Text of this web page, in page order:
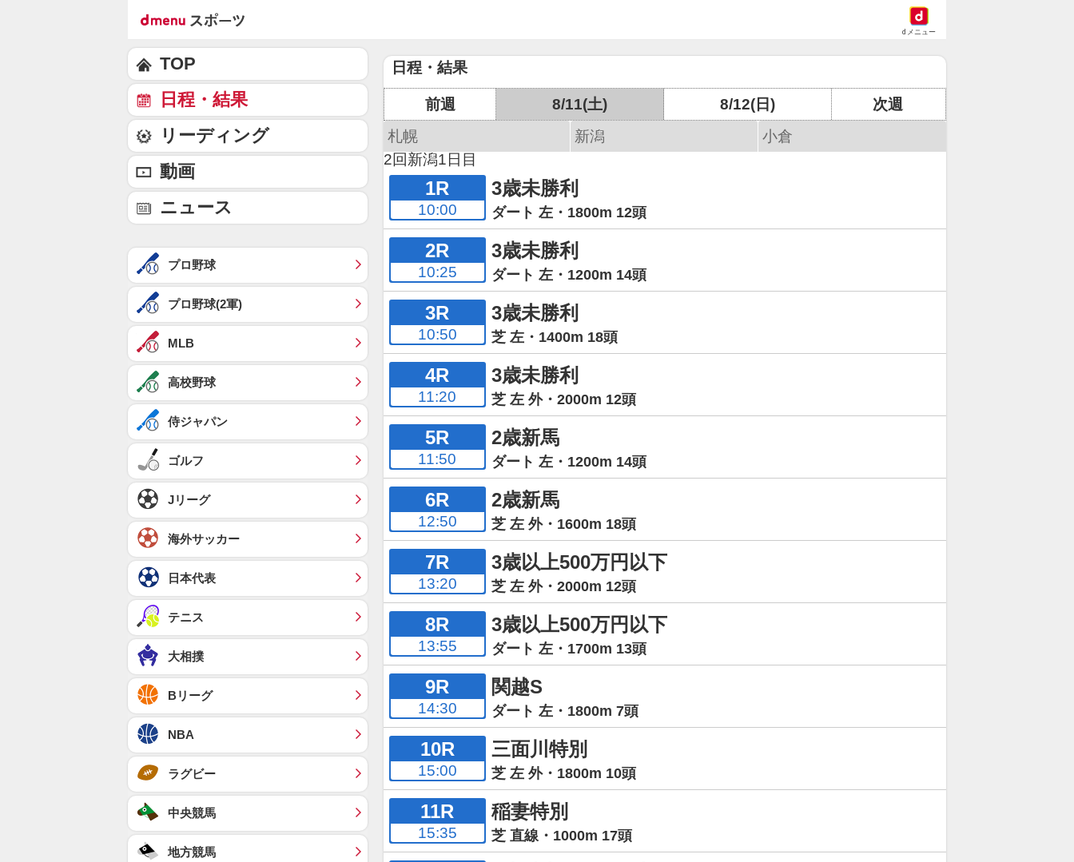
dメニュー
日程・結果
前週 8/11(土) 8/12(日)
次週
札幌
新潟
小倉
2回新潟1日目
1R
10:00
3歳未勝利
ダート 左・1800m 12頭
2R
10:25
3歳未勝利
ダート 左・1200m 14頭
3R
10:50
3歳未勝利
芝 左・1400m 18頭
4R
11:20
3歳未勝利
芝 左 外・2000m 12頭
5R
11:50
2歳新馬
ダート 左・1200m 14頭
6R
12:50
2歳新馬
芝 左 外・1600m 18頭
7R
13:20
3歳以上500万円以下
芝 左 外・2000m 12頭
8R
13:55
3歳以上500万円以下
ダート 左・1700m 13頭
9R
14:30
関越S
ダート 左・1800m 7頭
10R
15:00
三面川特別
芝 左 外・1800m 10頭
11R
15:35
稲妻特別
芝 直線・1000m 17頭
TOP
日程・結果
リーディング
動画
ニュース
プロ野球
プロ野球(2軍)
MLB
高校野球
侍ジャパン
ゴルフ
Jリーグ
海外サッカー
日本代表
テニス
大相撲
Bリーグ
NBA
ラグビー
中央競馬
地方競馬